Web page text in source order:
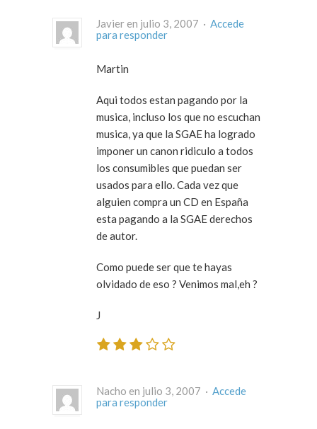
Javier en julio 3, 2007 · Accede
para responder
Martin
Aqui todos estan pagando por la
musica, incluso los que no escuchan
musica, ya que la SGAE ha logrado
imponer un canon ridiculo a todos
los consumibles que puedan ser
usados para ello. Cada vez que
alguien compra un CD en España
esta pagando a la SGAE derechos
de autor.
Como puede ser que te hayas
olvidado de eso ? Venimos mal,eh ?
J
Nacho en julio 3, 2007 · Accede
para responder